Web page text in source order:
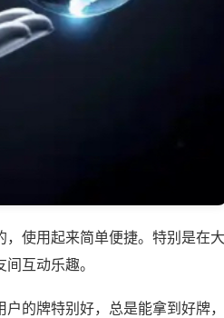
使用起来简单便捷。特别是在大
互动乐趣。
的牌特别好，总是能拿到好牌，